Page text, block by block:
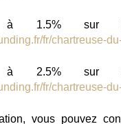
à 1.5%
fr/chartreuse-
à 2.5%
fr/chartreuse-
vous pouvez